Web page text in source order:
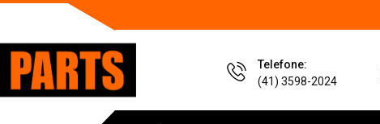
Telefone:
(41) 3598-2024